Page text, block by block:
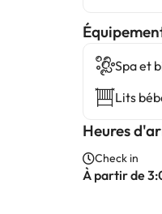
Spa et
Lits
Heures
Check in
À partir de